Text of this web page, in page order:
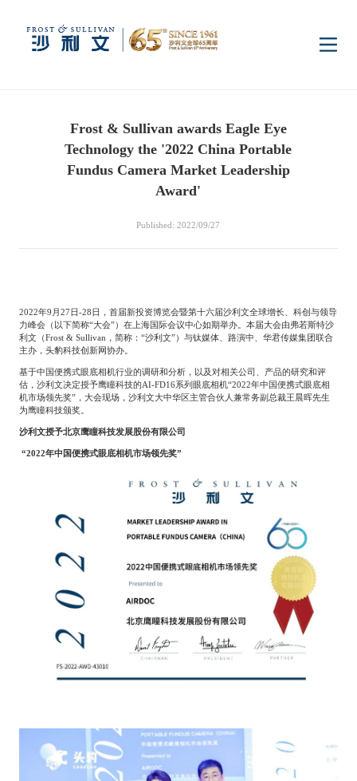
Insights
Digital Infrastructure Consumer Electronics
Energy
Sciences
Catering & New
Retailing
Semiconductor & Chip
Smart Homes
Food & Beverage
Technology, Media and
Fintech
Real Estate & Property Mining & Metals
Beauty & Fashion Big Data & AI
Logistics & Supply
Chain
Building Technology,
Construction &
Decoration
Services
Business Advisory
Company News
Media Coverage
Media Services
Activity
About Us
Company Introduction
Management Team
CSR & Impact
Strategic Partners
Committee Of Experts
Frost & Sullivan China Branches
Join Us
EN
Frost & Sullivan awards Eagle Eye
Technology the '2022 China Portable
Fundus Camera Market Leadership
Award'
Published: 2022/09/27
2022年9 月27日-28日，首届新投资博览会暨第十六届沙利文全球增长、科创与领导
力峰会（以下简称“大会”）在上海国际会议中心如期举办。本届大会由弗若斯特沙
利文（Frost & Sullivan ，简称：“沙利文”）与钛媒体、路演中、华君传媒集团联合
主办，头豹科技创新网协办。
基于中国便携式眼底相机行业的调研和分析，以及对相关公司、产品的研究和评
估，沙利文决定授予鹰瞳科技的AI-FD16系列眼底相机“2022年中国便携式眼底相
机市场领先奖”，大会现场，沙利文大中华区主管合伙人兼常务副总裁王晨晖先生
为鹰瞳科技颁奖。
沙利文授予北京鹰瞳科技发展股份有限公司
“2022年中国便携式眼底相机市场领先奖”